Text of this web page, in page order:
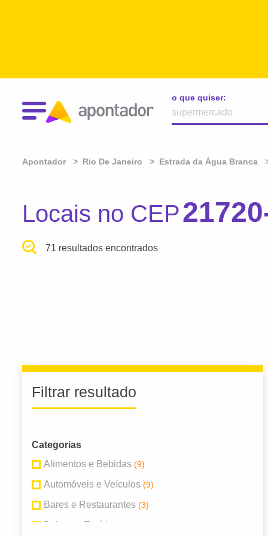
o que quiser:
Apontador Rio De Janeiro Estrada da Água Branca
Locais no CEP
71 resultados encontrados
Filtrar resultado
Categorias
Alimentos e Bebidas (9)
Automóveis e Veículos (9)
Bares e Restaurantes (3)
Beleza e Estética